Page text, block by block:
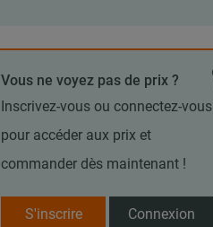
Vous ne voyez pas de prix ?
Inscrivez-vous ou connectez-vous
pour accéder aux prix et
commander dès maintenant !
S'inscrire Connexion